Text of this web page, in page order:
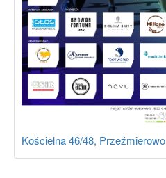
Kościelna 46/48, Przeźmierowo